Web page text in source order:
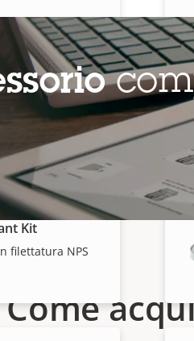
Kit
filettatura NPS
Kit
filettatura NPS
Come